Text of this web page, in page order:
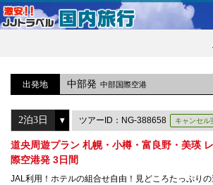
出発地 中部発 中部国際空港
ツアーID：NG-388658 キャンセル
道央周遊プラン 札幌・小樽・富良野・美瑛
際空港発 3日間
JAL利用！ホテルの組合せ自由！見どころたっぷり